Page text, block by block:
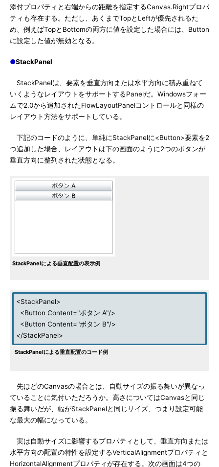
添付プロパティと右端からの距離を指定するCanvas.Rightプロパ
ティも存在する。ただし、あくまでTopとLeftが優先されるた
め、例えばTopとBottomの両方に値を設定した場合には、Button
に設定した値が無効となる。
●StackPanel
StackPanelは、要素を垂直方向または水平方向に積み重ねて
いくようなレイアウトをサポートするPanelだ。Windowsフォー
ムで2.0から追加されたFlowLayoutPanelコントロールと同様の
レイアウト方法をサポートしている。
下記のコードのように、単純にStackPanelに<Button>要素を2
つ追加した場合、レイアウトは下の画面のように2つのボタンが
垂直方向に整列された状態となる。
StackPanelによる垂直配置の表示例
<StackPanel>
<Button Content="ボタン A"/>
<Button Content="ボタン B"/>
</StackPanel>
StackPanelによる垂直配置のコード例
先ほどのCanvasの場合とは、自動サイズの振る舞いが異なっ
ていることに気付いただろうか。高さについてはCanvasと同じ
振る舞いだが、幅がStackPanelと同じサイズ、つまり設定可能
な最大の幅になっている。
実は自動サイズに影響するプロパティとして、垂直方向または
水平方向の配置の特性を設定するVerticalAlignmentプロパティと
HorizontalAlignmentプロパティが存在する。次の画面は4つの